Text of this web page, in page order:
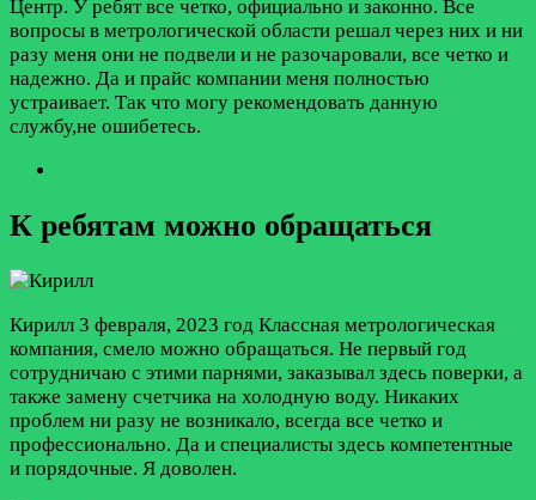
Центр. У ребят все четко, официально и законно. Все
вопросы в метрологической области решал через них и ни
разу меня они не подвели и не разочаровали, все четко и
надежно. Да и прайс компании меня полностью
устраивает. Так что могу рекомендовать данную
службу,не ошибетесь.
К ребятам можно обращаться
Кирилл 3 февраля, 2023 год Классная метрологическая
компания, смело можно обращаться. Не первый год
сотрудничаю с этими парнями, заказывал здесь поверки, а
также замену счетчика на холодную воду. Никаких
проблем ни разу не возникало, всегда все четко и
профессионально. Да и специалисты здесь компетентные
и порядочные. Я доволен.